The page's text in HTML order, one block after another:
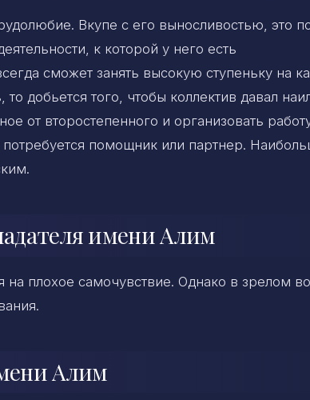
Вкупе с его выносливостью, это
к которой у него есть
сможет занять высокую ступеньку на
добьется того, чтобы коллектив давал
от второстепенного и организовать
помощник или партнер.
имени Алим
плохое самочувствие. Однако в зрелом
Алим